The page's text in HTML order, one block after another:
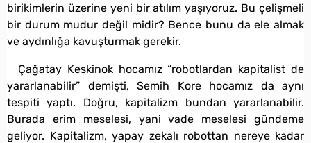
birikimlerin üzerine yeni bir atılım yaşıyoruz. Bu çelişmeli
bir durum mudur değil midir? Bence bunu da ele almak
ve aydınlığa kavuşturmak gerekir.
Çağatay Keskinok hocamız “robotlardan kapitalist de
yararlanabilir” demişti, Semih Kore hocamız da aynı
tespiti yaptı. Doğru, kapitalizm bundan yararlanabilir.
Burada erim meselesi, yani vade meselesi gündeme
geliyor. Kapitalizm, yapay zekalı robottan nereye kadar